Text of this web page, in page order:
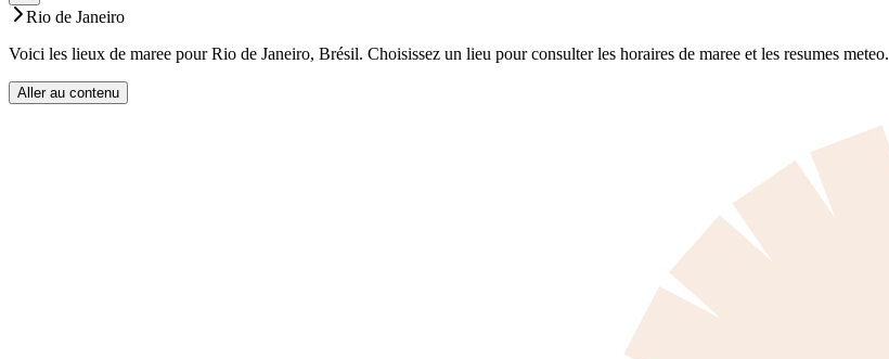
Rio de Janeiro
Voici les lieux de maree pour Rio de Janeiro, Brésil. Choisissez un lieu pour consulter les horaires de maree et les resumes meteo.
Aller au contenu